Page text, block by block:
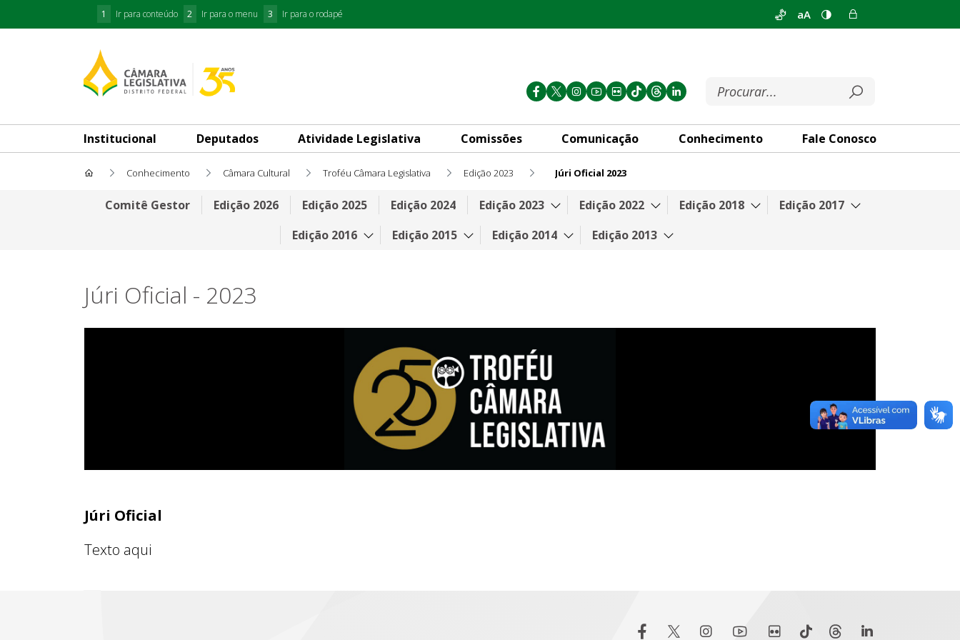
1 Ir para conteúdo 2 Ir para o menu 3 Ir para o rodapé aA
Institucional Deputados Atividade Legislativa Comissões Comunicação Conhecimento Fale Conosco
Conhecimento Câmara Cultural Troféu Câmara Legislativa Edição 2023 Júri Oficial 2023
Júri Oficial 2023
Comitê Gestor Edição 2026 Edição 2025 Edição 2024 Edição 2023 Edição 2022 Edição 2018
Edição 2017
Edição 2016
Edição 2015 Edição 2014 Edição 2013
Júri Oficial - 2023
Júri Oficial
Texto aqui